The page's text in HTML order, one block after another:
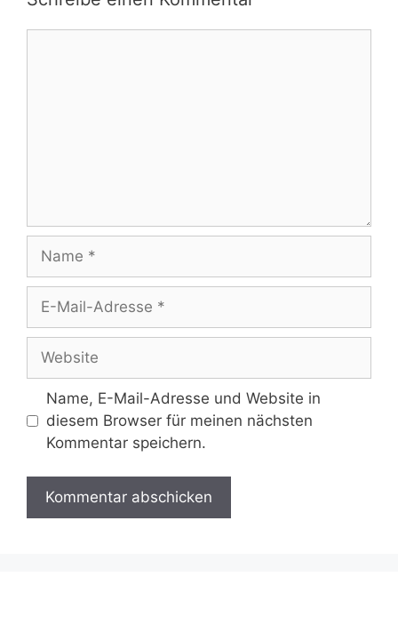
Mail-
Adresse
Name, E-Mail-Adresse und Website in
diesem Browser für meinen nächsten
Kommentar speichern.